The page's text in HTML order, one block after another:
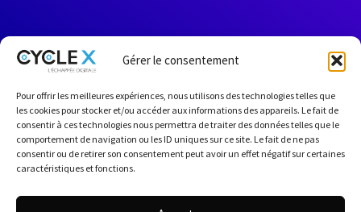
Gérer le consentement
Pour offrir les meilleures expériences, nous utilisons des technologies telles que
les cookies pour stocker et/ou accéder aux informations des appareils. Le fait de
consentir à ces technologies nous permettra de traiter des données telles que le
comportement de navigation ou les ID uniques sur ce site. Le fait de ne pas
consentir ou de retirer son consentement peut avoir un effet négatif sur certaines
caractéristiques et fonctions.
Politique de confidentialité
Mentions légales